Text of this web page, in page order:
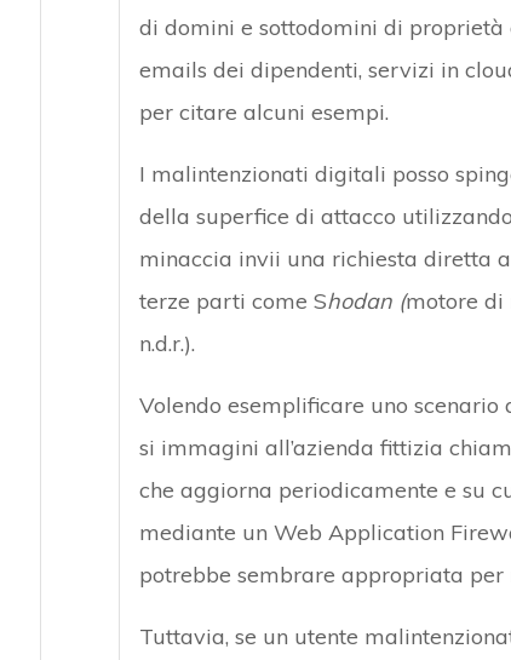
di domini e sottodomini di proprietà
emails dei dipendenti, servizi in
per citare alcuni esempi.
I malintenzionati digitali posso
della superfice di attacco utilizzando
minaccia invii una richiesta diretta
terze parti come Shodan (motore di
n.d.r.).
Volendo esemplificare uno
si immagini all’azienda fittizia
che aggiorna periodicamente e su
mediante un Web Application
potrebbe sembrare appropriata
Tuttavia, se un utente